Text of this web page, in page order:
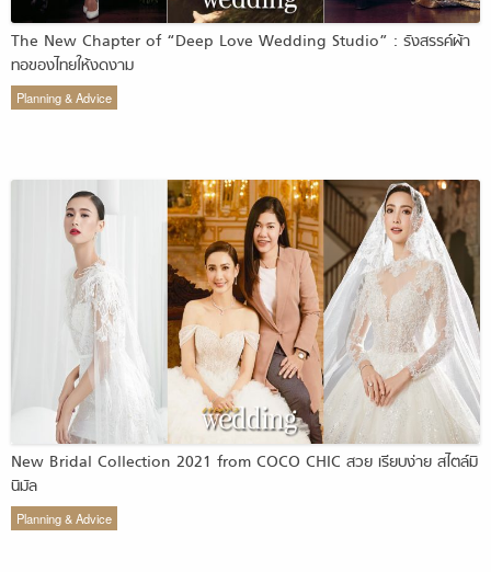
The New Chapter of “Deep Love Wedding Studio” : รังสรรค์ผ้า
ทอของไทยให้งดงาม
Planning & Advice
New Bridal Collection 2021 from COCO CHIC สวย เรียบง่าย สไตล์มิ
นิมัล
Planning & Advice